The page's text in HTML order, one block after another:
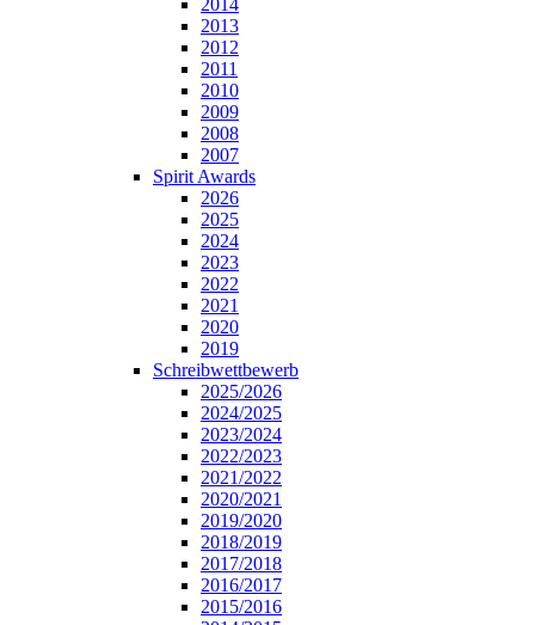
2014
2013
2012
2011
2010
2009
2008
2007
Spirit Awards
2026
2025
2024
2023
2022
2021
2020
2019
Schreibwettbewerb
2025/2026
2024/2025
2023/2024
2022/2023
2021/2022
2020/2021
2019/2020
2018/2019
2017/2018
2016/2017
2015/2016